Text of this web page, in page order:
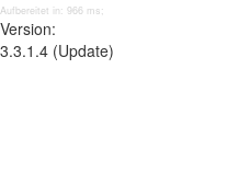
Aufbereitet in: 966 ms;
Version:
3.3.1.4 (Update)